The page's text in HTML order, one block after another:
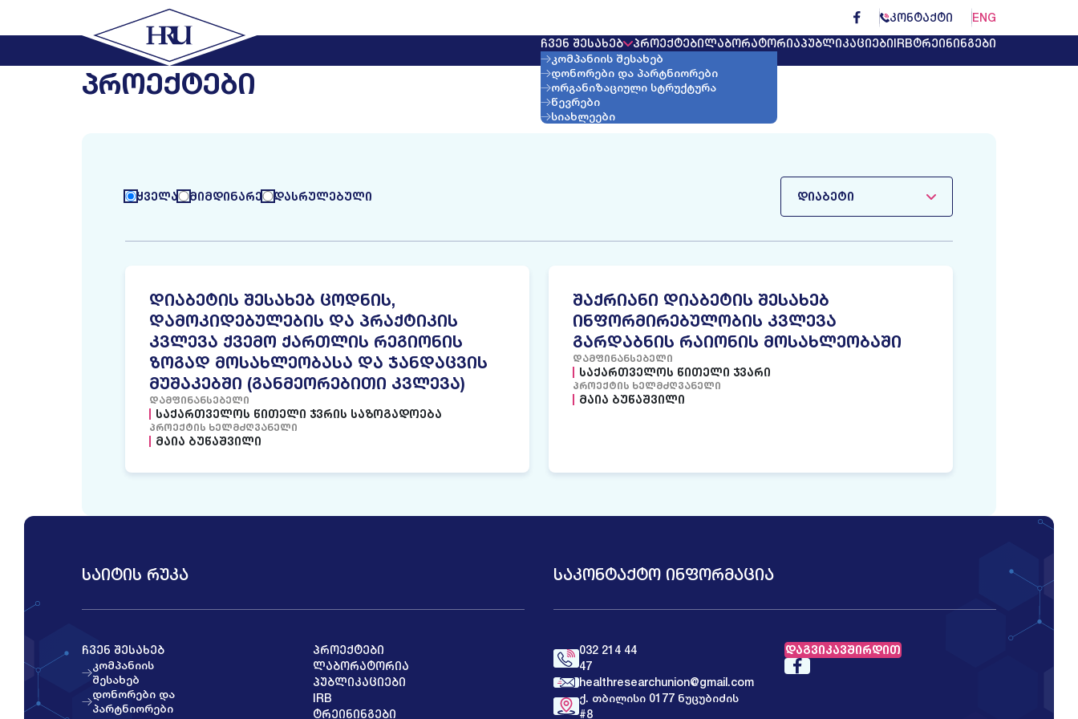
ᲙᲝᲜᲢᲐᲥᲢᲘ
ENG
ᲩᲕᲔᲜ ᲨᲔᲡᲐᲮᲔᲑ
კომპანიის შესახებ
დონორები და პარტნიორები
ორგანიზაციული სტრუქტურა
წევრები
სიახლეები
ᲞᲠᲝᲔᲥᲢᲔᲑᲘᲚᲐᲑᲝᲠᲐᲢᲝᲠᲘᲐᲞᲣᲑᲚᲘᲙᲐᲪᲘᲔᲑᲘIRBᲢᲠᲔᲘᲜᲘᲜᲒᲔᲑᲘ
ᲞᲠᲝᲔᲥᲢᲔᲑᲘ
ᲧᲕᲔᲚᲐ ᲛᲘᲛᲓᲘᲜᲐᲠᲔ ᲓᲐᲡᲠᲣᲚᲔᲑᲣᲚᲘ ᲓᲘᲐᲑᲔᲢᲘ
ᲓᲘᲐᲑᲔᲢᲘᲡ ᲨᲔᲡᲐᲮᲔᲑ ᲪᲝᲓᲜᲘᲡ,
ᲓᲐᲛᲝᲙᲘᲓᲔᲑᲣᲚᲔᲑᲘᲡ ᲓᲐ ᲞᲠᲐᲥᲢᲘᲙᲘᲡ
ᲙᲕᲚᲔᲕᲐ ᲥᲕᲔᲛᲝ ᲥᲐᲠᲗᲚᲘᲡ ᲠᲔᲒᲘᲝᲜᲘᲡ
ᲖᲝᲒᲐᲓ ᲛᲝᲡᲐᲮᲚᲔᲝᲑᲐᲡᲐ ᲓᲐ ᲯᲐᲜᲓᲐᲪᲕᲘᲡ
ᲛᲣᲨᲐᲙᲔᲑᲨᲘ (ᲒᲐᲜᲛᲔᲝᲠᲔᲑᲘᲗᲘ ᲙᲕᲚᲔᲕᲐ)
ᲓᲐᲛᲤᲘᲜᲐᲜᲡᲔᲑᲔᲚᲘ
ᲡᲐᲥᲐᲠᲗᲕᲔᲚᲝᲡ ᲬᲘᲗᲔᲚᲘ ᲯᲕᲠᲘᲡ ᲡᲐᲖᲝᲒᲐᲓᲝᲔᲑᲐ
ᲞᲠᲝᲔᲥᲢᲘᲡ ᲮᲔᲚᲛᲫᲦᲕᲐᲜᲔᲚᲘ
ᲛᲐᲘᲐ ᲑᲣᲬᲐᲨᲕᲘᲚᲘ
ᲨᲐᲥᲠᲘᲐᲜᲘ ᲓᲘᲐᲑᲔᲢᲘᲡ ᲨᲔᲡᲐᲮᲔᲑ
ᲘᲜᲤᲝᲠᲛᲘᲠᲔᲑᲣᲚᲝᲑᲘᲡ ᲙᲕᲚᲔᲕᲐ
ᲒᲐᲠᲓᲐᲑᲜᲘᲡ ᲠᲐᲘᲝᲜᲘᲡ ᲛᲝᲡᲐᲮᲚᲔᲝᲑᲐᲨᲘ
ᲓᲐᲛᲤᲘᲜᲐᲜᲡᲔᲑᲔᲚᲘ
ᲡᲐᲥᲐᲠᲗᲕᲔᲚᲝᲡ ᲬᲘᲗᲔᲚᲘ ᲯᲕᲐᲠᲘ
ᲞᲠᲝᲔᲥᲢᲘᲡ ᲮᲔᲚᲛᲫᲦᲕᲐᲜᲔᲚᲘ
ᲛᲐᲘᲐ ᲑᲣᲬᲐᲨᲕᲘᲚᲘ
ᲡᲐᲘᲢᲘᲡ ᲠᲣᲙᲐ
ᲩᲕᲔᲜ ᲨᲔᲡᲐᲮᲔᲑ
კომპანიის
შესახებ
დონორები და
პარტნიორები
ᲞᲠᲝᲔᲥᲢᲔᲑᲘ
ᲚᲐᲑᲝᲠᲐᲢᲝᲠᲘᲐ
ᲞᲣᲑᲚᲘᲙᲐᲪᲘᲔᲑᲘ
IRB
ᲢᲠᲔᲘᲜᲘᲜᲒᲔᲑᲘ
ᲡᲐᲙᲝᲜᲢᲐᲥᲢᲝ ᲘᲜᲤᲝᲠᲛᲐᲪᲘᲐ
032 214 44
47
healthresearchunion@gmail.com
ქ. თბილისი 0177 ნუცუბიძის
#8
ᲓᲐᲒᲕᲘᲙᲐᲕᲨᲘᲠᲓᲘᲗ